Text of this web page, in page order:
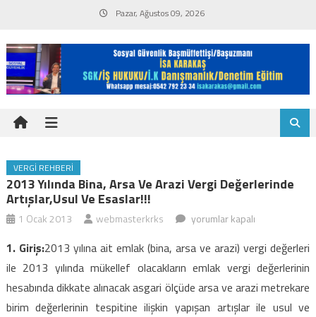
content
Pazar, Ağustos 09, 2026
VERGI REHBERI
2013 Yılında Bina, Arsa Ve Arazi Vergi Değerlerinde
Artışlar,usul Ve Esaslar!!!
1 Ocak 2013 webmasterkrks
2013
bina,
arsa
ve
arazi
yorumlar kapalı
1. Giriş:2013 yılına ait emlak (bina, arsa ve arazi) vergi değerleri
ile 2013 yılında mükellef olacakların emlak vergi değerlerinin
hesabında dikkate alınacak asgari ölçüde arsa ve arazi metrekare
birim değerlerinin tespitine ilişkin yapışan artışlar ile usul ve